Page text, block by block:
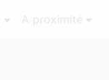
A proximité